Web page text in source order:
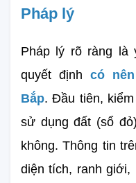
Pháp lý
Pháp lý rõ ràng là
quyết định có
Bắp. Đầu tiên,
sử dụng đất (sổ
không. Thông tin
diện tích, ranh